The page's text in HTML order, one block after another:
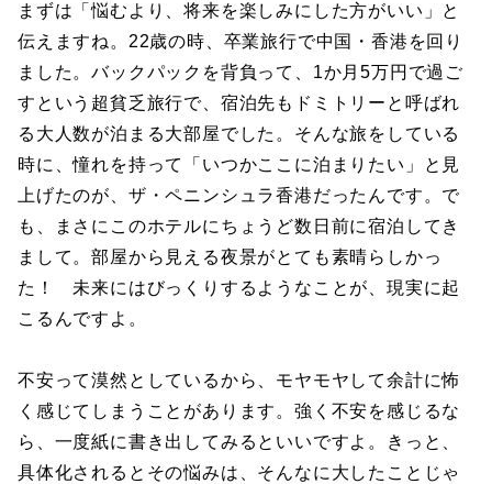
まずは「悩むより、将来を楽しみにした方がいい」と
伝えますね。22歳の時、卒業旅行で中国・香港を回り
ました。バックパックを背負って、1か月5万円で過ご
すという超貧乏旅行で、宿泊先もドミトリーと呼ばれ
る大人数が泊まる大部屋でした。そんな旅をしている
時に、憧れを持って「いつかここに泊まりたい」と見
上げたのが、ザ・ペニンシュラ香港だったんです。で
も、まさにこのホテルにちょうど数日前に宿泊してき
まして。部屋から見える夜景がとても素晴らしかっ
た！ 未来にはびっくりするようなことが、現実に起
こるんですよ。
不安って漠然としているから、モヤモヤして余計に怖
く感じてしまうことがあります。強く不安を感じるな
ら、一度紙に書き出してみるといいですよ。きっと、
具体化されるとその悩みは、そんなに大したことじゃ